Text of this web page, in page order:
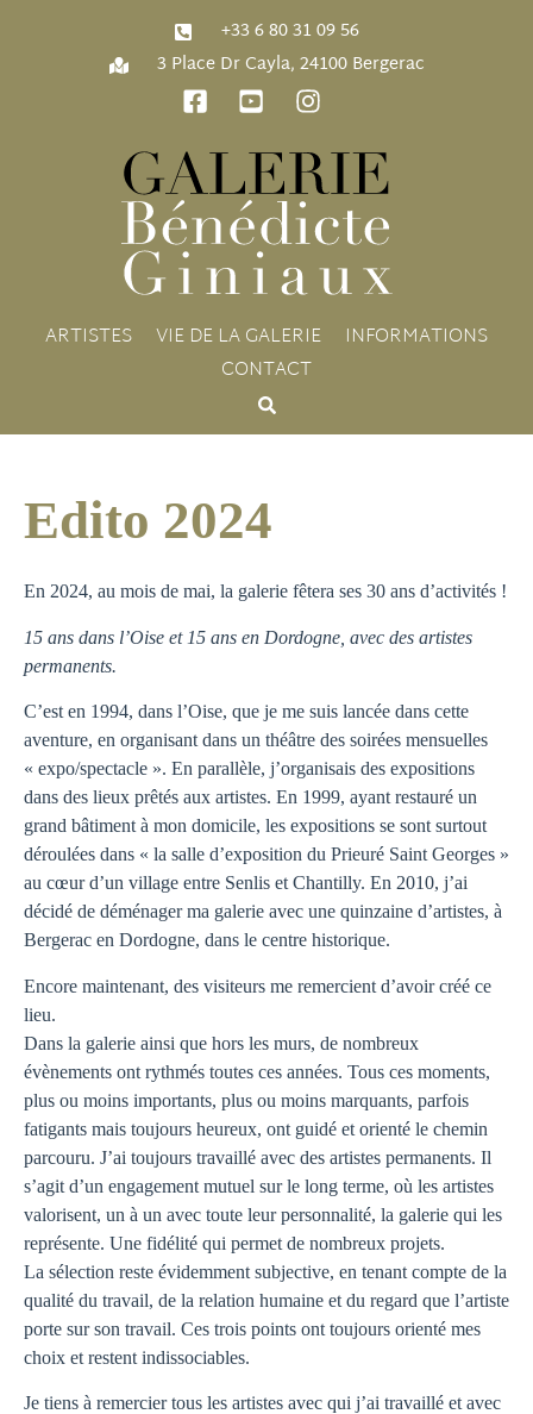
‭+33 6 80 31 09 56‬
3 Place Dr Cayla, 24100 Bergerac
ARTISTES VIE DE LA GALERIE
INFORMATIONS
CONTACT
Edito 2024
En 2024, au mois de mai, la galerie fêtera ses 30 ans d’activités !
15 ans dans l’Oise et 15 ans en Dordogne, avec des artistes
permanents.
C’est en 1994, dans l’Oise, que je me suis lancée dans cette
aventure, en organisant dans un théâtre des soirées mensuelles
« expo/spectacle ». En parallèle, j’organisais des expositions
dans des lieux prêtés aux artistes. En 1999, ayant restauré un
grand bâtiment à mon domicile, les expositions se sont surtout
déroulées dans « la salle d’exposition du Prieuré Saint Georges »
au cœur d’un village entre Senlis et Chantilly. En 2010, j’ai
décidé de déménager ma galerie avec une quinzaine d’artistes, à
Bergerac en Dordogne, dans le centre historique.
Encore maintenant, des visiteurs me remercient d’avoir créé ce
lieu.
Dans la galerie ainsi que hors les murs, de nombreux
évènements ont rythmés toutes ces années. Tous ces moments,
plus ou moins importants, plus ou moins marquants, parfois
fatigants mais toujours heureux, ont guidé et orienté le chemin
parcouru. J’ai toujours travaillé avec des artistes permanents. Il
s’agit d’un engagement mutuel sur le long terme, où les artistes
valorisent, un à un avec toute leur personnalité, la galerie qui les
représente. Une fidélité qui permet de nombreux projets.
La sélection reste évidemment subjective, en tenant compte de la
qualité du travail, de la relation humaine et du regard que l’artiste
porte sur son travail. Ces trois points ont toujours orienté mes
choix et restent indissociables.
Je tiens à remercier tous les artistes avec qui j’ai travaillé et avec